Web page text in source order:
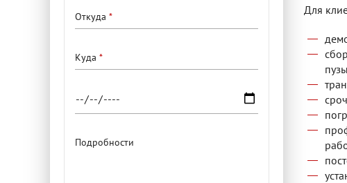
Для
Подробности
переезда
Откуда
Куда
Подробности